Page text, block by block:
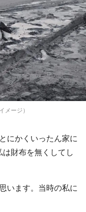
メージ）
にかくいったん家に
財布を無くしてし
います。当時の私に